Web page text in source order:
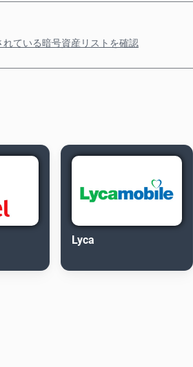
れている暗号資産リストを確認
Lyca